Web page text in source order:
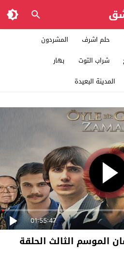
حلم اشرف
المشردون
شراب التوت
بهار
المدينة البعيدة
01:55:47
الموسم الثالث الحلقة